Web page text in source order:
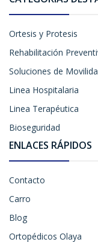
Ortesis y Protesis
Rehabilitación
Soluciones de
Linea Hospitalaria
Linea Terapéutica
Bioseguridad
ENLACES RÁPIDOS
Contacto
Carro
Blog
Ortopédicos Olaya